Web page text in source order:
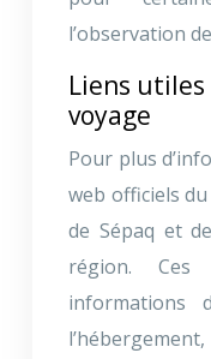
l’observation
Liens
voyage
Pour plus
web officiels
de Sépaq et
région.
informations